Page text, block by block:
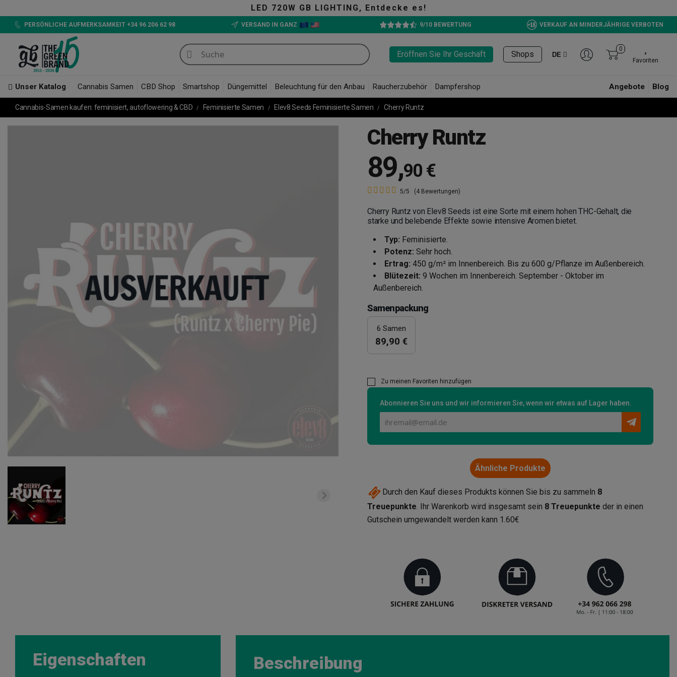
LED 720W GB LIGHTING, Entdecke es!
PERSÖNLICHE AUFMERKSAMKEIT +34 96 206 62 98 VERSAND IN GANZ 9/10 BEWERTUNG VERKAUF AN MINDERJÄHRIGE VERBOTEN
Eröffnen Sie Ihr Geschäft Shops DE
0
Favoriten
Unser Katalog Cannabis Samen CBD Shop Smartshop Düngemittel Beleuchtung für den Anbau Raucherzubehör Dampfershop Angebote Blog
Cannabis-Samen kaufen: feminisiert, autoflowering & CBD Feminisierte Samen Elev8 Seeds Feminisierte Samen Cherry Runtz
Cherry Runtz
89,90 €
5/5 (4 Bewertungen)
Cherry Runtz von Elev8 Seeds ist eine Sorte mit einem hohen THC-Gehalt, die
starke und belebende Effekte sowie intensive Aromen bietet.
Typ: Feminisierte.
Potenz: Sehr hoch.
Ertrag: 450 g/m² im Innenbereich. Bis zu 600 g/Pflanze im Außenbereich.
Blütezeit: 9 Wochen im Innenbereich. September - Oktober im
Außenbereich.
Samenpackung
6 Samen
89,90 €
Zu meinen Favoriten hinzufügen
Abonnieren Sie uns und wir informieren Sie, wenn wir etwas auf Lager haben.
Ähnliche Produkte
Durch den Kauf dieses Produkts können Sie bis zu sammeln 8
Treuepunkte. Ihr Warenkorb wird insgesamt sein 8 Treuepunkte der in einen
Gutschein umgewandelt werden kann 1.60€
Eigenschaften Beschreibung